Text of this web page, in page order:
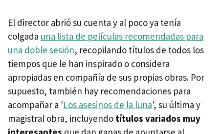
El director abrió su cuenta y al poco ya tenía
colgada una lista de películas recomendadas para
una doble sesión, recopilando títulos de todos los
tiempos que le han inspirado o considera
apropiadas en compañía de sus propias obras. Por
supuesto, también hay recomendaciones para
acompañar a 'Los asesinos de la luna', su última y
magistral obra, incluyendo títulos variados muy